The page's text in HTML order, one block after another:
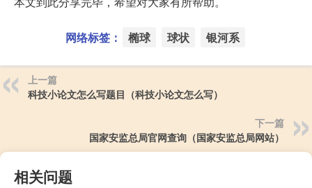
网络标签： 椭球 球状 银河系
上一篇
科技小论文怎么写题目（科技小论文怎么写）
下一篇
国家安监总局官网查询（国家安监总局网站）
相关问题